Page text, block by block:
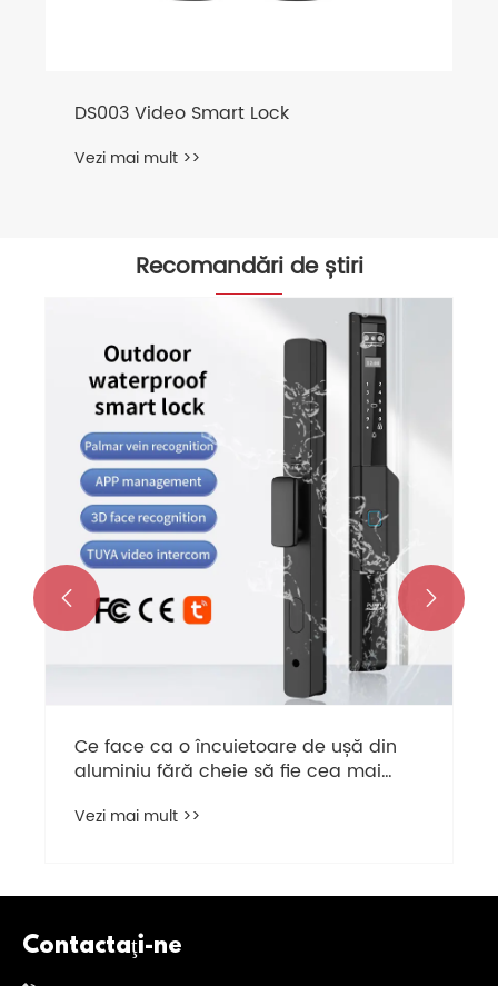
DS003 Video Smart Lock
Vezi mai mult >>
Recomandări de știri
Ce face ca o încuietoare de ușă din
aluminiu fără cheie să fie cea mai
inteligente moderne
Vezi mai mult >>
 
Contactaţi-ne